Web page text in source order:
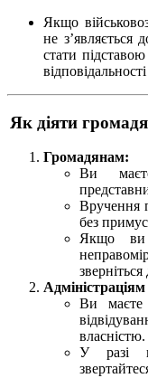
Якщо
не
стати
Як діяти
Громадянам:
Ви
Вручення
без
Якщо ви
Адміністраціям
Ви маєте
власністю.
У разі